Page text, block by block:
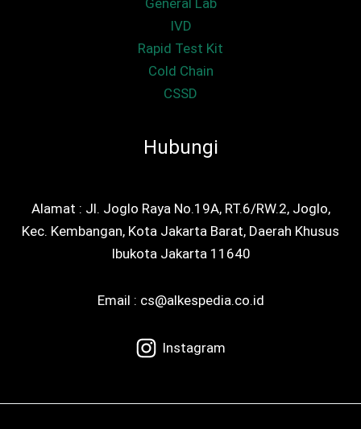
IVD
Rapid Test Kit
Cold Chain
CSSD
Hubungi
Alamat : Jl. Joglo Raya No.19A, RT.6/RW.2, Joglo,
Kec. Kembangan, Kota Jakarta Barat, Daerah Khusus
Ibukota Jakarta 11640
Email : cs@alkespedia.co.id
Instagram